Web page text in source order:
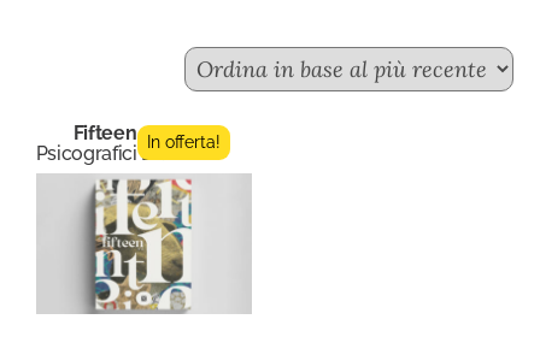
Fifteen n.3
Psicografici Editore
In offerta!